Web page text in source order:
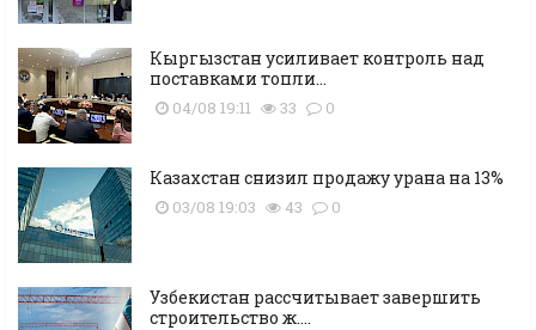
Кыргызстан усиливает контроль над
поставками топли...
04/08 19:11 33 0
Казахстан снизил продажу урана на 13%
03/08 19:03 43 0
Узбекистан рассчитывает завершить
строительство ж....